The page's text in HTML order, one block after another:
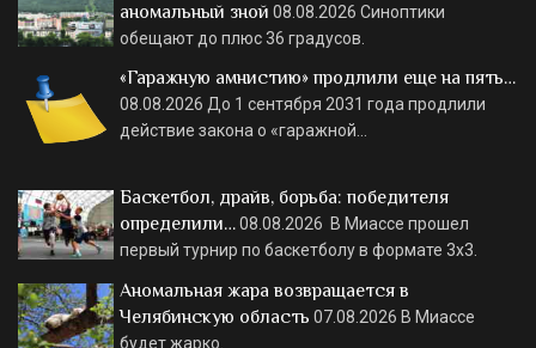
аномальный зной 08.08.2026 Синоптики
обещают до плюс 36 градусов.
«Гаражную амнистию» продлили еще на пять…
08.08.2026 До 1 сентября 2031 года продлили
действие закона о «гаражной…
Баскетбол, драйв, борьба: победителя
определили…08.08.2026 В Миассе прошел
первый турнир по баскетболу в формате 3х3.
Аномальная жара возвращается в
Челябинскую область 07.08.2026 В Миассе
будет жарко.